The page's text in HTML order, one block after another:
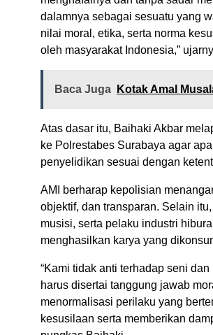
dalamnya sebagai sesuatu yang
nilai moral, etika, serta norma
oleh masyarakat Indonesia,”
Baca Juga Kotak Amal
Atas dasar itu, Baihaki Akbar
ke Polrestabes Surabaya agar
penyelidikan sesuai dengan
AMI berharap kepolisian
objektif, dan transparan. Selain
musisi, serta pelaku industri
menghasilkan karya yang
“Kami tidak anti terhadap seni
harus disertai tanggung jawab
menormalisasi perilaku yang
kesusilaan serta memberikan